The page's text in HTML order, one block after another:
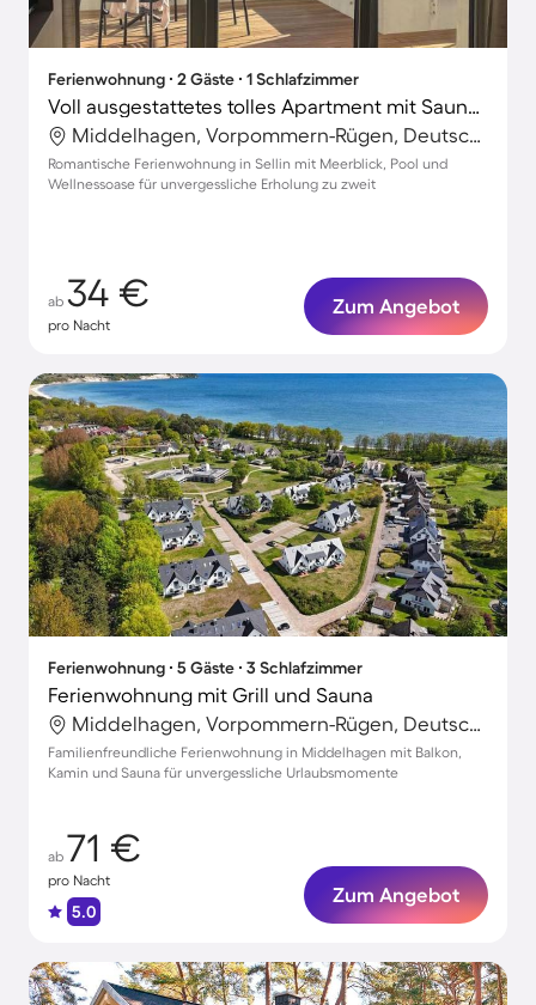
Ferienwohnung ∙ 2 Gäste ∙ 1 Schlafzimmer
Voll ausgestattetes tolles Apartment mit Sauna, Pool und Garten | Meerblick | Strand in der Nähe | Hunde erlaubt
Middelhagen, Vorpommern-Rügen, Deutschland
Romantische Ferienwohnung in Sellin mit Meerblick, Pool und
Wellnessoase für unvergessliche Erholung zu zweit
ab 34 €
pro Nacht
Zum Angebot
Ferienwohnung ∙ 5 Gäste ∙ 3 Schlafzimmer
Ferienwohnung mit Grill und Sauna
Middelhagen, Vorpommern-Rügen, Deutschland
Familienfreundliche Ferienwohnung in Middelhagen mit Balkon,
Kamin und Sauna für unvergessliche Urlaubsmomente
ab 71 €
pro Nacht
5.0
Zum Angebot